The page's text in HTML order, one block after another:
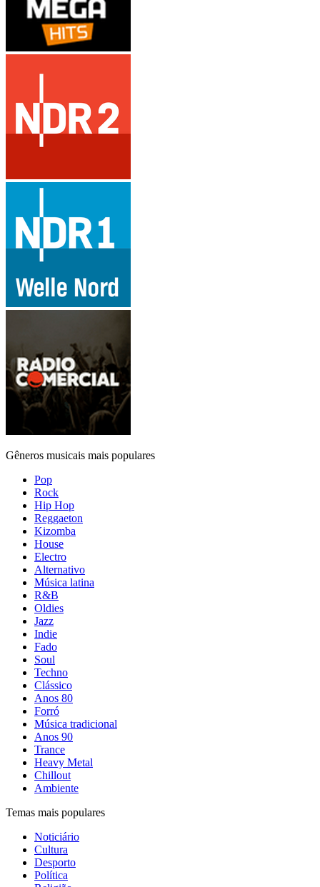
Gêneros musicais mais populares
Pop
Rock
Hip Hop
Reggaeton
Kizomba
House
Electro
Alternativo
Música latina
R&B
Oldies
Jazz
Indie
Fado
Soul
Techno
Clássico
Anos 80
Forró
Música tradicional
Anos 90
Trance
Heavy Metal
Chillout
Ambiente
Temas mais populares
Noticiário
Cultura
Desporto
Política